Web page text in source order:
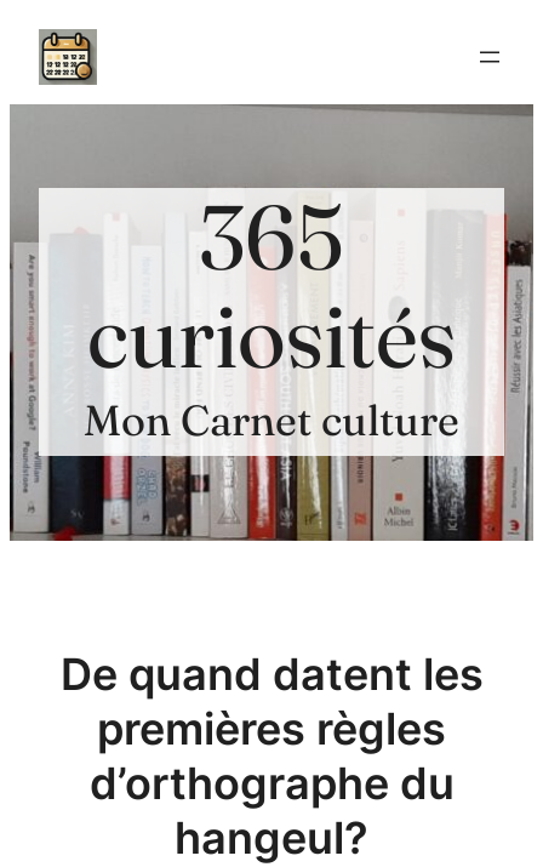
Aller
contenu
365
curiosités
Mon Carnet culture
De quand datent les
premières règles
d’orthographe du
hangeul?